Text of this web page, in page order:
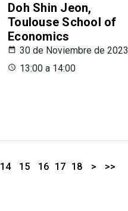
Doh Shin Jeon,
Toulouse School of
Economics
30 de Noviembre de 2023
13:00 a 14:00
14 15 16 17 18 > >>